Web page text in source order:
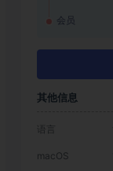
会员
其他信息
语言
macOS